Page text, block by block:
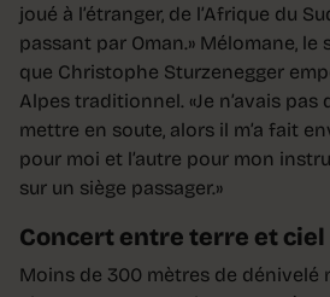
joué à l’étranger, de l’Afrique du
passant par Oman.» Mélomane,
que Christophe Sturzenegger
Alpes traditionnel. «Je n’avais pas
mettre en soute, alors il m’a fait
pour moi et l’autre pour mon
sur un siège passager.»
Concert entre terre et ciel
Moins de 300 mètres de dénivelé